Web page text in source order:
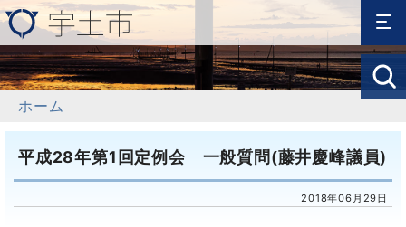
ホーム
平成28年第1回定例会 一般質問(藤井慶峰議員)
2018年06月29日